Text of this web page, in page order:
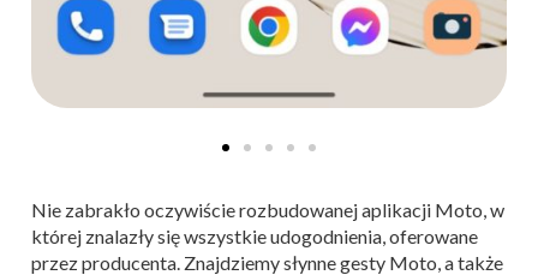
Nie zabrakło oczywiście rozbudowanej aplikacji Moto, w
której znalazły się wszystkie udogodnienia, oferowane
przez producenta. Znajdziemy słynne gesty Moto, a także